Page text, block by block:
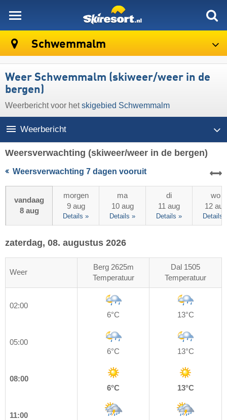
Schwemmalm
Weer Schwemmalm (skiweer/weer in de
bergen)
Weerbericht voor hetskigebied Schwemmalm
Weerbericht
Weersverwachting (skiweer/weer in de bergen)
Weersverwachting 7 dagen vooruit
vandaag
8 aug
morgen
9 aug
Details »
ma
10 aug
Details »
di
11 aug
Details »
wo
12 aug
Details
zaterdag, 08. augustus 2026
Weer
Berg 2625m
Temperatuur
Dal 1505
Temperatuur
02:00
6°C
13°C
05:00
6°C
13°C
08:00
6°C
13°C
11:00